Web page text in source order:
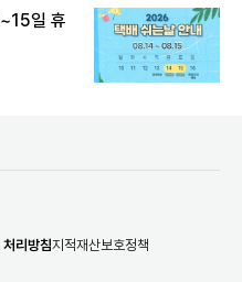
일 휴
리방침지적재산보호정책